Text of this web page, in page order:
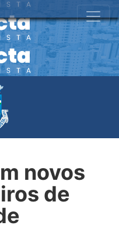
novos
de